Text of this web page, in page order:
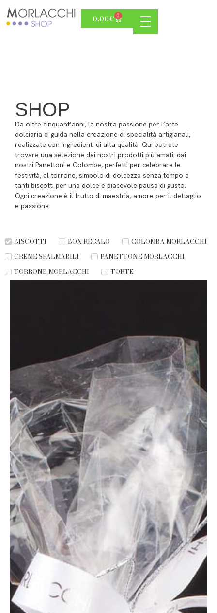
0,00€ 0
SHOP
Da oltre cinquant’anni, la nostra passione per l’arte
dolciaria ci guida nella creazione di specialità artigianali,
realizzate con ingredienti di alta qualità. Qui potrete
trovare una selezione dei nostri prodotti più amati: dai
nostri Panettoni e Colombe, perfetti per celebrare le
festività, al torrone, simbolo di dolcezza senza tempo e
tanti biscotti per una dolce e piacevole pausa di gusto.
Ogni creazione è il frutto di maestria, amore per il dettaglio
e passione
BISCOTTI BOX REGALO
COLOMBA MORLACCHI
CREME SPALMABILI
PANETTONE MORLACCHI
TORRONE MORLACCHI
TORTE